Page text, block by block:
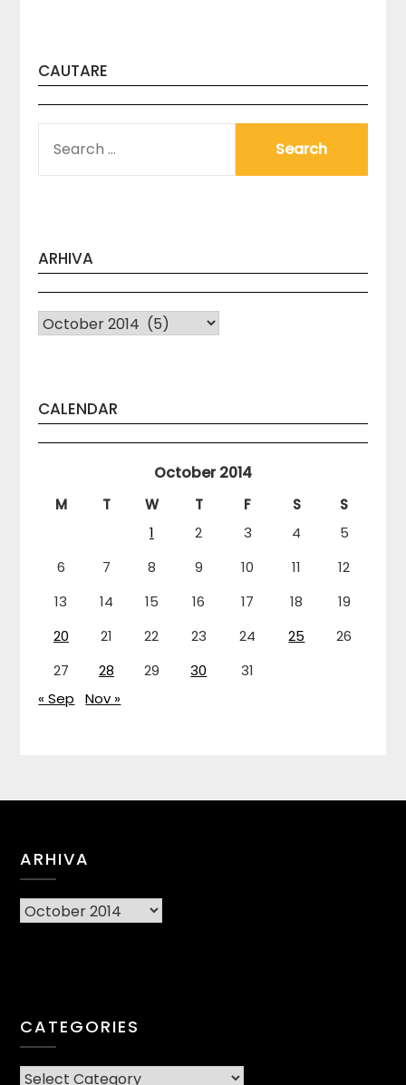
CAUTARE
FOR:
ARHIVA
Arhiva
CALENDAR
October 2014
M T W T F S
S
1
2 3 4
5
6
7 8 9 10 11
12
13
14 15 16 17 18
19
20
21 22 23 24 25
26
27
28 29 30
31
« Sep
Nov »
ARHIVA
Arhiva
CATEGORIES
CATEGORIES